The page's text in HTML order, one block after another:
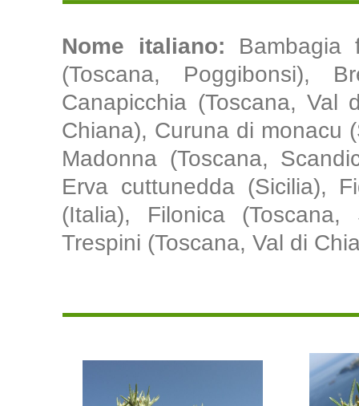
Nome italiano: Bambagia
(Toscana, Poggibonsi),
Canapicchia (Toscana, Val
Chiana), Curuna di monacu
Madonna (Toscana,
Erva cuttunedda (Sicilia),
(Italia), Filonica
Trespini (Toscana, Val di